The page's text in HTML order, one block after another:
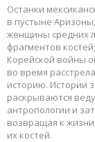
Останки
в пустыне
женщины средних
фрагментов
Корейской войны
во время
историю. Истории
раскрываются
антропологии и
возвращая к
их костей.